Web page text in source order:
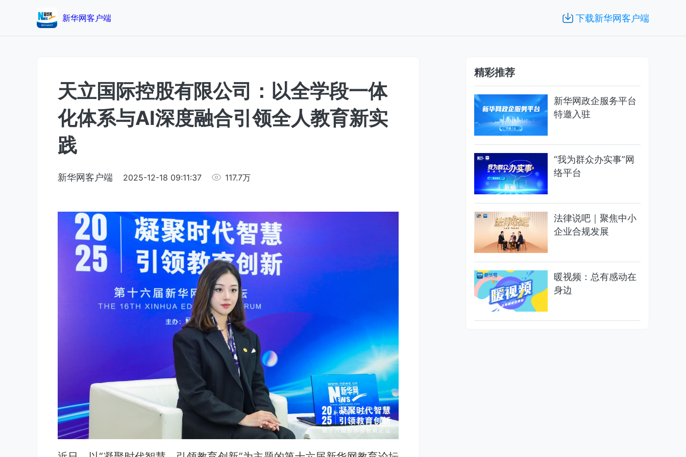
新华网客户端 下载新华网客户端
天立国际控股有限公司：以全学段一体
化体系与AI深度融合引领全人教育新实
践
新华网客户端 2025-12-18 09:11:37 117.7万
精彩推荐
新华网政企服务平台
特邀入驻
“我为群众办实事”网
络平台
法律说吧｜聚焦中小
企业合规发展
暖视频：总有感动在
身边